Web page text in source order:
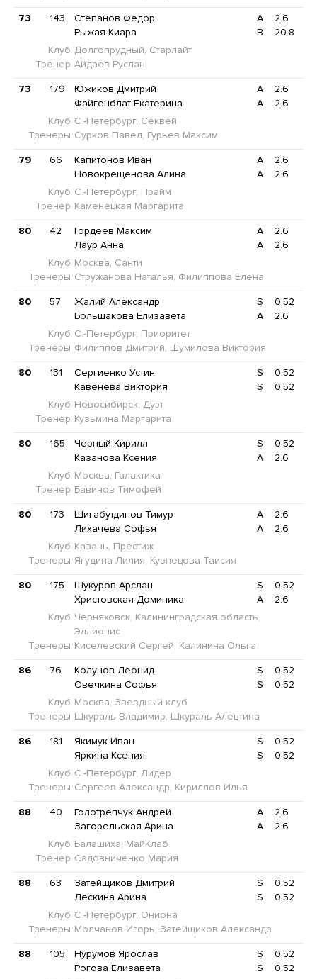
73 143 Степанов Федор A
2.6
Рыжая Киара
B
20.8
Клуб Долгопрудный, Старлайт
Тренер Айдаев Руслан
73 179 Южиков Дмитрий A
2.6
Файгенблат Екатерина
A
2.6
Клуб С.-Петербург, Секвей
Тренеры Сурков Павел, Гурьев Максим
79 66 Капитонов Иван A
2.6
Новокрещенова Алина
A
2.6
Клуб С.-Петербург, Прайм
Тренер Каменецкая Маргарита
80 42 Гордеев Максим A
2.6
Лаур Анна
A
2.6
Клуб Москва, Санти
Тренеры Стружанова Наталья, Филиппова Елена
80 57 Жалий Александр S
0.52
Большакова Елизавета
A
2.6
Клуб С.-Петербург, Приоритет
Тренеры Филиппов Дмитрий, Шумилова Виктория
80 131 Сергиенко Устин S
0.52
Кавенева Виктория
S
0.52
Клуб Новосибирск, Дуэт
Тренер Кузьмина Маргарита
80 165 Черный Кирилл S
0.52
Казанова Ксения
A
2.6
Клуб Москва, Галактика
Тренер Бавинов Тимофей
80 173 Шигабутдинов Тимур A
2.6
Лихачева Софья
A
2.6
Клуб Казань, Престиж
Тренеры Ягудина Лилия, Кузнецова Таисия
80 175 Шукуров Арслан S
0.52
Христовская Доминика
A
2.6
Клуб Черняховск, Калининградская область,
Эллионис
Тренеры Киселевский Сергей, Калинина Ольга
86 76 Колунов Леонид S
0.52
Овечкина Софья
S
0.52
Клуб Москва, Звездный клуб
Тренеры Шкураль Владимир, Шкураль Алевтина
86 181 Якимук Иван S
0.52
Яркина Ксения
S
0.52
Клуб С.-Петербург, Лидер
Тренеры Сергеев Александр, Кириллов Илья
88 40 Голотрепчук Андрей A
2.6
Загорельская Арина
A
2.6
Клуб Балашиха, МайКлаб
Тренер Садовниченко Мария
88 63 Затейщиков Дмитрий S
0.52
Лескина Арина
S
0.52
Клуб С.-Петербург, Ониона
Тренеры Молчанов Игорь, Затейщиков Александр
88 105 Нурумов Ярослав S
0.52
Рогова Елизавета
S
0.52